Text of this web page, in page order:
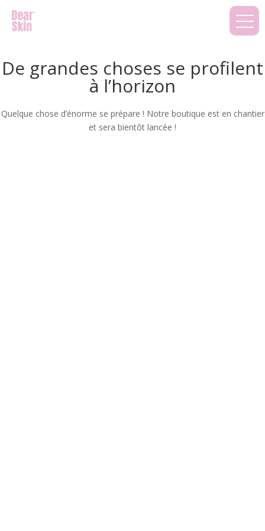
De grandes choses se profilent
à l’horizon
Quelque chose d’énorme se prépare ! Notre boutique est en chantier
et sera bientôt lancée !